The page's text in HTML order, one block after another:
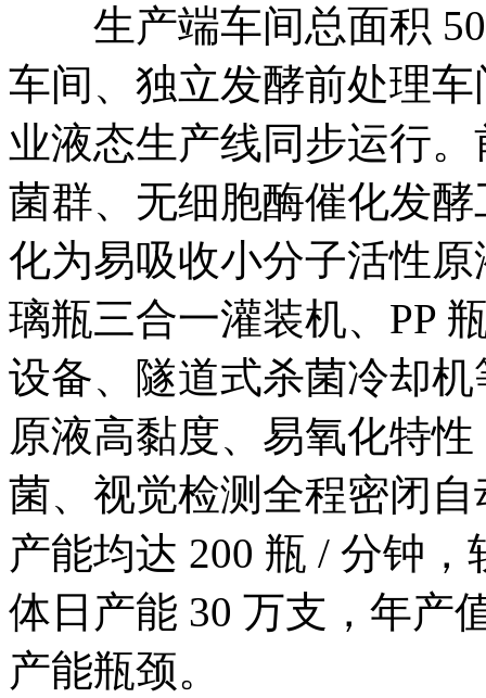
生产端车间总面积
车间、独立发酵前处理
业液态生产线同步运行
菌群、无细胞酶催化发
化为易吸收小分子活性
璃瓶三合一灌装机、PP
设备、隧道式杀菌冷却
原液高黏度、易氧化特
菌、视觉检测全程密闭
产能均达 200 瓶 / 分钟
体日产能 30 万支，年产
产能瓶颈。